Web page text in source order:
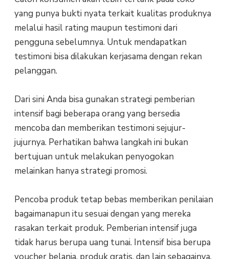
yang punya bukti nyata terkait kualitas produknya
melalui hasil rating maupun testimoni dari
pengguna sebelumnya. Untuk mendapatkan
testimoni bisa dilakukan kerjasama dengan rekan
pelanggan.
Dari sini Anda bisa gunakan strategi pemberian
intensif bagi beberapa orang yang bersedia
mencoba dan memberikan testimoni sejujur-
jujurnya. Perhatikan bahwa langkah ini bukan
bertujuan untuk melakukan penyogokan
melainkan hanya strategi promosi.
Pencoba produk tetap bebas memberikan penilaian
bagaimanapun itu sesuai dengan yang mereka
rasakan terkait produk. Pemberian intensif juga
tidak harus berupa uang tunai. Intensif bisa berupa